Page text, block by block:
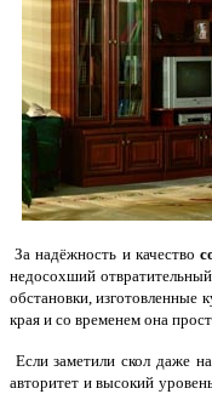
За надёжность и качество
недосохший
обстановки,
края и со временем она
Если заметили скол даже
авторитет и высокий